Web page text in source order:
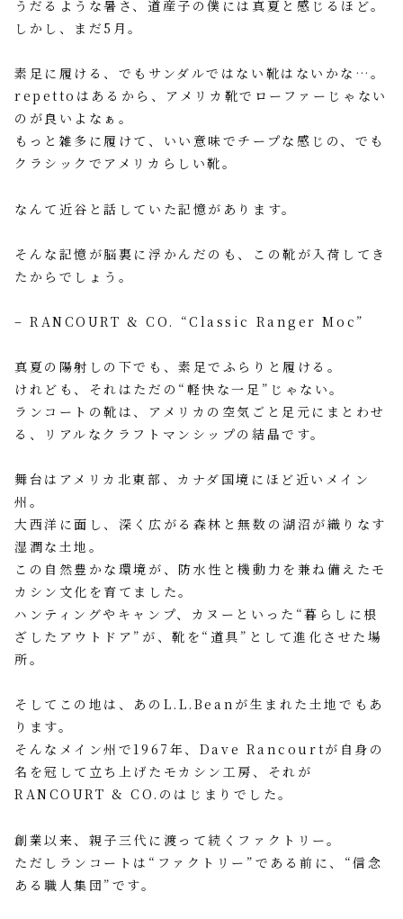
うだるような暑さ、道産子の僕には真夏と感じるほど。
しかし、まだ5月。
素足に履ける、でもサンダルではない靴はないかな…。
repettoはあるから、アメリカ靴でローファーじゃない
のが良いよなぁ。
もっと雑多に履けて、いい意味でチープな感じの、でも
クラシックでアメリカらしい靴。
なんて近谷と話していた記憶があります。
そんな記憶が脳裏に浮かんだのも、この靴が入荷してき
たからでしょう。
– RANCOURT & CO. “Classic Ranger Moc”
真夏の陽射しの下でも、素足でふらりと履ける。
けれども、それはただの“軽快な一足”じゃない。
ランコートの靴は、アメリカの空気ごと足元にまとわせ
る、リアルなクラフトマンシップの結晶です。
舞台はアメリカ北東部、カナダ国境にほど近いメイン
州。
大西洋に面し、深く広がる森林と無数の湖沼が織りなす
湿潤な土地。
この自然豊かな環境が、防水性と機動力を兼ね備えたモ
カシン文化を育てました。
ハンティングやキャンプ、カヌーといった“暮らしに根
ざしたアウトドア”が、靴を“道具”として進化させた場
所。
そしてこの地は、あのL.L.Beanが生まれた土地でもあ
ります。
そんなメイン州で1967年、Dave Rancourtが自身の
名を冠して立ち上げたモカシン工房、それが
RANCOURT & CO.のはじまりでした。
創業以来、親子三代に渡って続くファクトリー。
ただしランコートは“ファクトリー”である前に、“信念
ある職人集団”です。